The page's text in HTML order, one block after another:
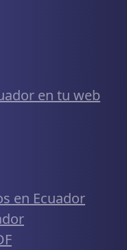
en tu web
en Ecuador